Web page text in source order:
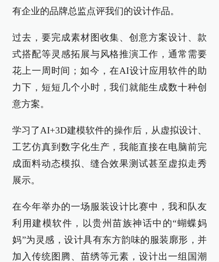
有企业的品牌总监点评我们的设计作品。
过去，要完成素材图收集、创意方案设计、款
式搭配等灵感拓展与风格推演工作，通常需要
花上一周时间；如今，在AI设计应用软件的助
力下，短短几个小时，我们就能生成数十种创
意方案。
学习了AI+3D建模软件的操作后，从虚拟设计、
工艺仿真到数字化生产，我能直接在电脑前完
成面料动态模拟、缝合效果测试甚至虚拟走秀
展示。
在今年举办的一场服装设计比赛中，我和队友
利用建模软件，以贵州苗族神话中的“蝴蝶妈
妈”为灵感，设计具有东方韵味的服装廓形，并
加入传统图腾、苗绣等元素，设计出一组国潮